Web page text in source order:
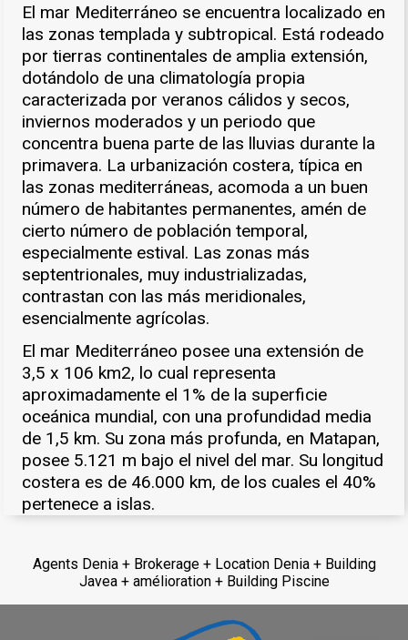
El mar Mediterráneo se encuentra localizado en
las zonas templada y subtropical. Está rodeado
por tierras continentales de amplia extensión,
dotándolo de una climatología propia
caracterizada por veranos cálidos y secos,
inviernos moderados y un periodo que
concentra buena parte de las lluvias durante la
primavera. La urbanización costera, típica en
las zonas mediterráneas, acomoda a un buen
número de habitantes permanentes, amén de
cierto número de población temporal,
especialmente estival. Las zonas más
septentrionales, muy industrializadas,
contrastan con las más meridionales,
esencialmente agrícolas.
El mar Mediterráneo posee una extensión de
3,5 x 106 km2, lo cual representa
aproximadamente el 1% de la superficie
oceánica mundial, con una profundidad media
de 1,5 km. Su zona más profunda, en Matapan,
posee 5.121 m bajo el nivel del mar. Su longitud
costera es de 46.000 km, de los cuales el 40%
pertenece a islas.
Agents Denia + Brokerage + Location Denia + Building
Javea + amélioration + Building Piscine